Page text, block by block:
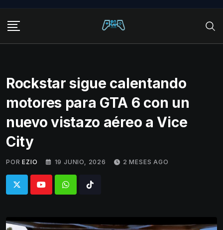
content
Rockstar sigue calentando
motores para GTA 6 con un
nuevo vistazo aéreo a Vice
City
POR EZIO 19 JUNIO, 2026 2 MESES AGO
WhatsappTiktok